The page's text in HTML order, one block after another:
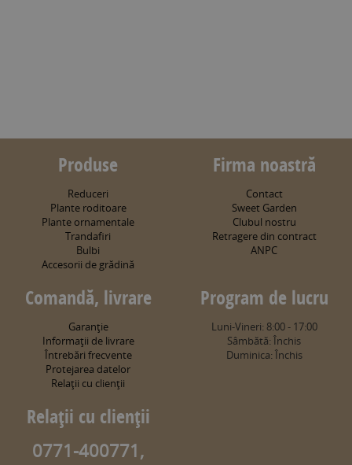
Produse
Reduceri
Plante roditoare
Plante ornamentale
Trandafiri
Bulbi
Accesorii de grădină
Firma noastră
Contact
Sweet Garden
Clubul nostru
Retragere din contract
ANPC
Comandă, livrare
Garanţie
Informaţii de livrare
Întrebări frecvente
Protejarea datelor
Relaţii cu clienţii
Program de lucru
Luni-Vineri: 8:00 - 17:00
Sâmbătă: Închis
Duminica: Închis
Relaţii cu clienţii
0771-400771,